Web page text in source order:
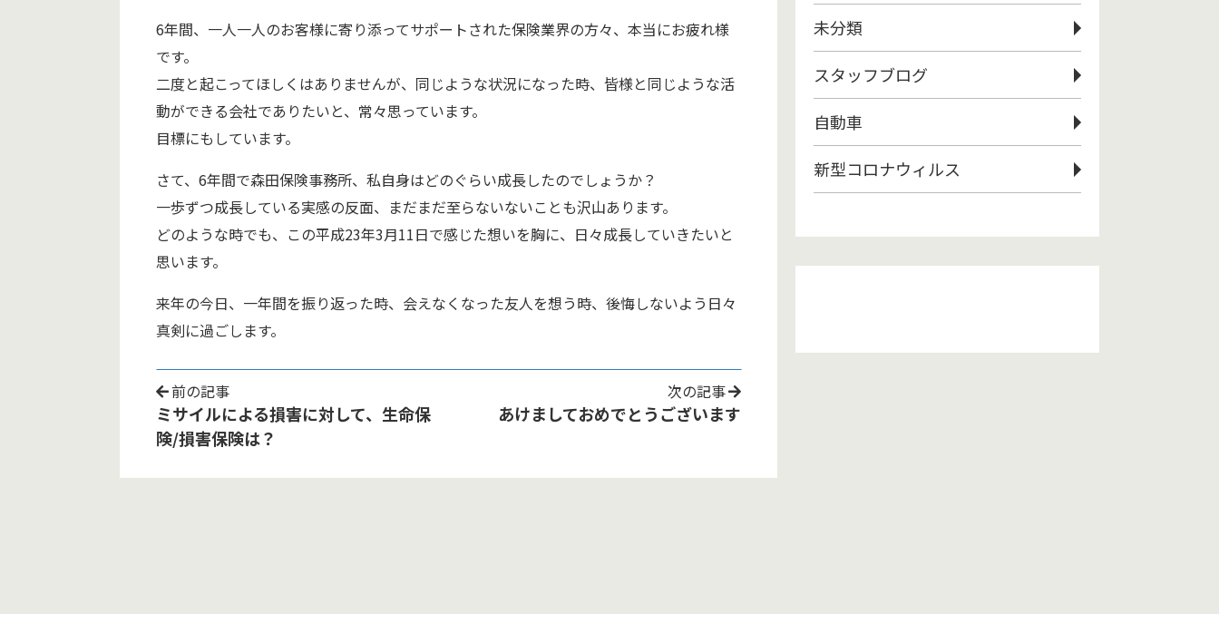
6年間、一人一人のお客様に寄り添ってサポートされた保険業界の方々、本当にお疲れ様
です。
二度と起こってほしくはありませんが、同じような状況になった時、皆様と同じような活
動ができる会社でありたいと、常々思っています。
目標にもしています。
さて、6年間で森田保険事務所、私自身はどのぐらい成長したのでしょうか？
一歩ずつ成長している実感の反面、まだまだ至らないないことも沢山あります。
どのような時でも、この平成23年3月11日で感じた想いを胸に、日々成長していきたいと
思います。
来年の今日、一年間を振り返った時、会えなくなった友人を想う時、後悔しないよう日々
真剣に過ごします。
前の記事
ミサイルによる損害に対して、生命保
険/損害保険は？
次の記事
あけましておめでとうございます
未分類
スタッフブログ
自動車
新型コロナウィルス